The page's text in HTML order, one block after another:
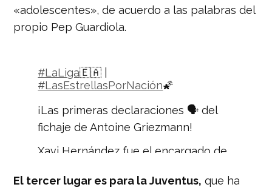
«adolescentes», de acuerdo a las palabras del
propio Pep Guardiola.
#LaLiga🇪🇦 |
#LasEstrellasPorNación🌠
¡Las primeras declaraciones 🗣 del
fichaje de Antoine Griezmann!
Xavi Hernández fue el encargado de
oficial.
El tercer lugar es para la Juventus, que ha